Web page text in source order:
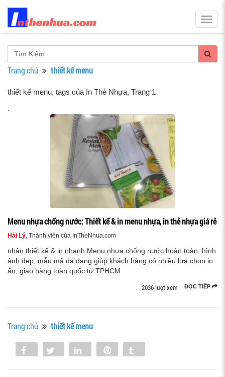
Trang chủ thiết kế menu
thiết kế menu, tags của In Thẻ Nhựa, Trang 1
.
Menu nhựa chống nước: Thiết kế & in menu nhựa, in thẻ nhựa giá rẻ
Hải Lý, Thành viên của InTheNhua.com
nhận thiết kế & in nhanh Menu nhựa chống nước hoàn toàn, hình
ảnh đẹp, mẫu mã đa dạng giúp khách hàng có nhiều lựa chọn in
ấn, giao hàng toàn quốc từ TPHCM
ĐỌC TIẾP
2036 lượt xem
Trang chủ thiết kế menu
Share Tweet Share